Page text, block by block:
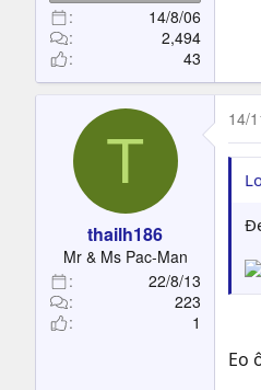
14/8/06
2,494
43
T
thailh186
Mr & Ms Pac-Man
22/8/13
223
1
14/
Eo